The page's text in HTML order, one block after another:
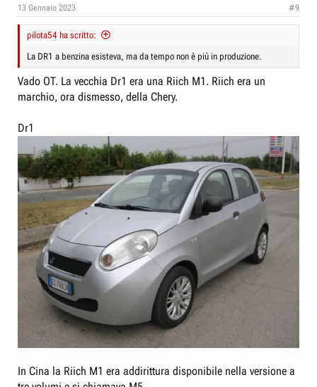
13 Gennaio 2023 #9
pilota54 ha scritto:
La DR1 a benzina esisteva, ma da tempo non è più in produzione.
Vado OT. La vecchia Dr1 era una Riich M1. Riich era un
marchio, ora dismesso, della Chery.
Dr1
In Cina la Riich M1 era addirittura disponibile nella versione a